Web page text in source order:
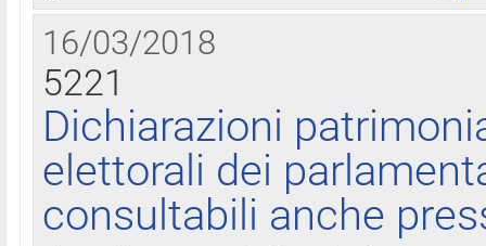
16/03/2018
5221
Dichiarazioni
elettorali dei
consultabili anche